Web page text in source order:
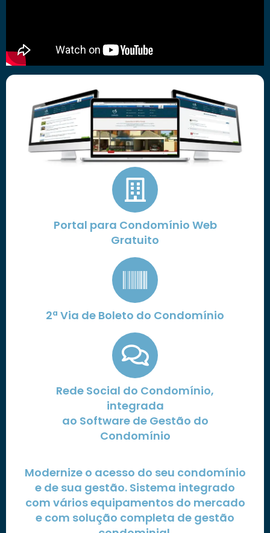
Portal para Condomínio Web
Gratuito
2ª Via de Boleto do Condomínio
Rede Social do Condomínio,
integrada
ao Software de Gestão do
Condomínio
Modernize o acesso do seu condomínio
e de sua gestão. Sistema integrado
com vários equipamentos do mercado
e com solução completa de gestão